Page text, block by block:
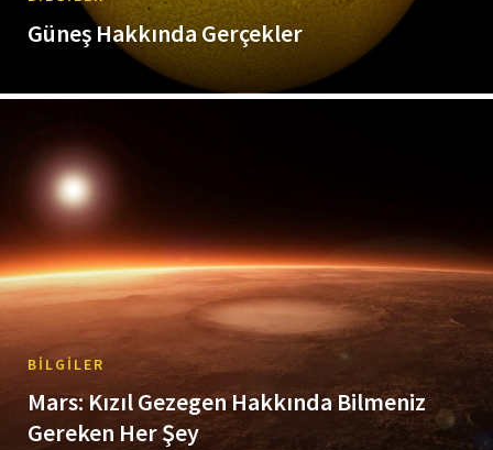
Güneş Hakkında Gerçekler
BILGILER
Mars: Kızıl Gezegen Hakkında Bilmeniz
Gereken Her Şey